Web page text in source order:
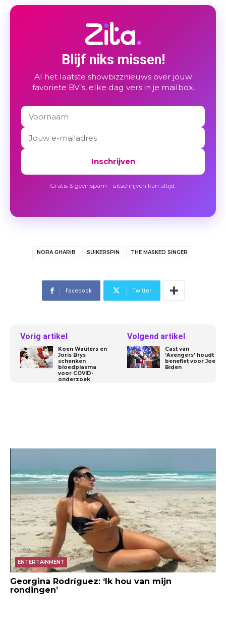
Blijf niks missen!
Al het laatste showbizznieuws over jouw
favoriete BV’s, elke dag vers in je mailbox.
Inschrijven
Gratis & geen spam - uitschrijven kan altijd.
NORA GHARIB SUIKERSPIN THE MASKED SINGER
Facebook Twitter
Vorig artikel
Koen Wauters en
Joris Brys
schenken
bloedplasma
voor COVID-
onderzoek
Volgend artikel
Cast van
‘Avengers’ houdt
benefiet voor Joe
Biden
ENTERTAINMENT
Georgina Rodríguez: ‘Ik hou van mijn
rondingen’